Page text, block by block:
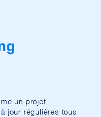
un projet
jour régulières tous